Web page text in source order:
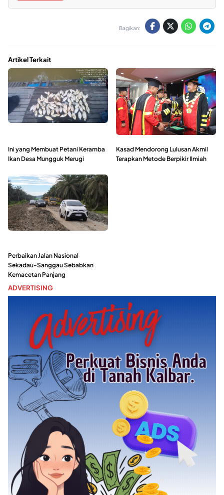
Bagikan:
Artikel Terkait
Ini yang Membuat Petani Keramba
Ikan Desa Mungguk Merugi
Kasad Mendorong Lulusan Akmil
Terapkan Metode Berpikir Ilmiah
Perbaikan Jalan Nasional
Sekadau-Sanggau Sebabkan
Kemacetan Panjang
ADVERTISING